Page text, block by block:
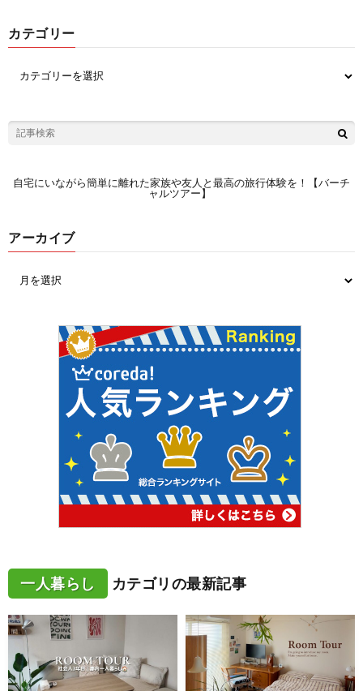
カテゴリー
自宅にいながら簡単に離れた家族や友人と最高の旅行体験を！【バーチ
ャルツアー】
アーカイブ
一人暮らし カテゴリの最新記事